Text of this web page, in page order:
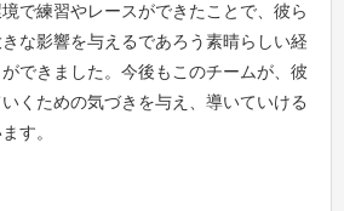
で練習やレースができたことで、彼ら
な影響を与えるであろう素晴らしい経
できました。今後もこのチームが、彼
くための気づきを与え、導いていける
す。